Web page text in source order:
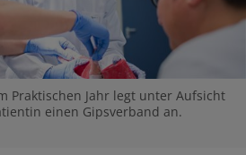
Praktischen Jahr legt unter Aufsicht
einen Gipsverband an.